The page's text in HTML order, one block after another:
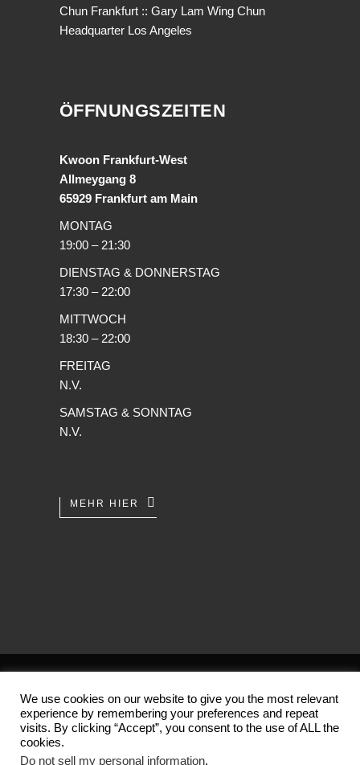
Chun Frankfurt :: Gary Lam Wing Chun
Headquarter Los Angeles
ÖFFNUNGSZEITEN
Kwoon Frankfurt-West
Allmeygang 8
65929 Frankfurt am Main
MONTAG
19:00 – 21:30
DIENSTAG & DONNERSTAG
17:30 – 22:00
MITTWOCH
18:30 – 22:00
FREITAG
N.V.
SAMSTAG & SONNTAG
N.V.
MEHR HIER
Copyright 2001-2026 (c) by
We use cookies on our website to give you the most relevant
experience by remembering your preferences and repeat
visits. By clicking “Accept”, you consent to the use of ALL the
cookies.
Do not sell my personal information.